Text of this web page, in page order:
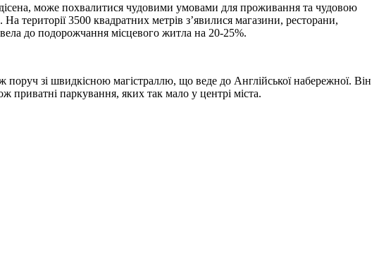
може похвалитися чудовими умовами для проживання та чудовою
3500 квадратних метрів з’явилися магазини, ресторани,
до подорожчання місцевого житла на 20-25%.
зі швидкісною магістраллю, що веде до Англійської набережної. Він
приватні паркування, яких так мало у центрі міста.